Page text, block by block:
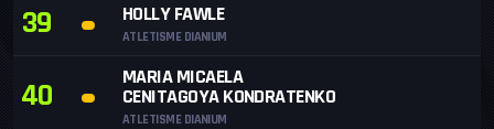
39 HOLLY FAWLE
ATLETISME DIANIUM
40 MARIA MICAELA
CENITAGOYA KONDRATENKO
ATLETISME DIANIUM